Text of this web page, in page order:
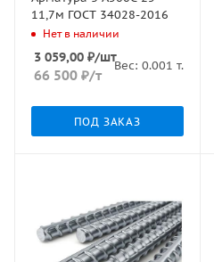
11,7м ГОСТ 34028-2016
Нет в наличии
3 059,00 ₽/шт
66 500 ₽/т
Вес: 0.001 т.
ПОД ЗАКАЗ